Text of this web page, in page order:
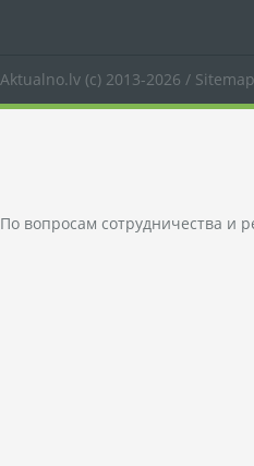
Aktualno.lv (c) 2013-2026 / Sitemap
По вопросам сотрудничества и